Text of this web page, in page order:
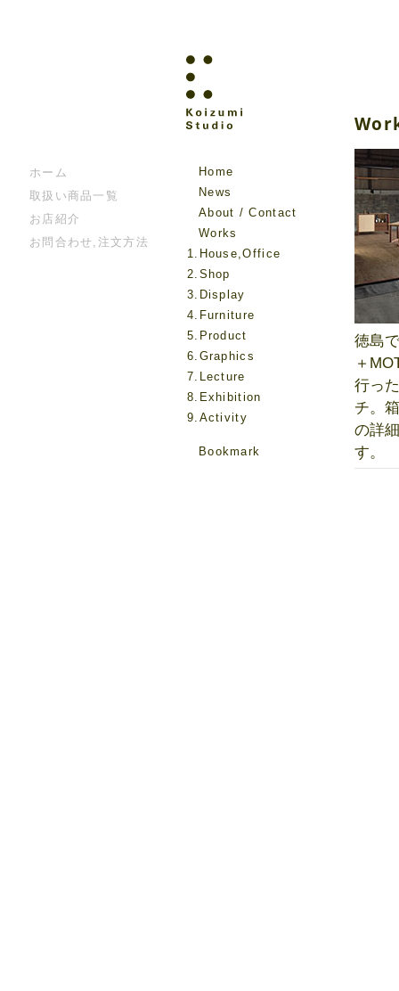
Home
News
About / Contact
Works
1.House,Office
2.Shop
3.Display
4.Furniture
5.Product
6.Graphics
7.Lecture
8.Exhibition
9.Activity
Bookmark
ホーム
取扱い商品一覧
お店紹介
お問合わせ,注文方法
徳島
＋
行っ
チ。
の詳
す。